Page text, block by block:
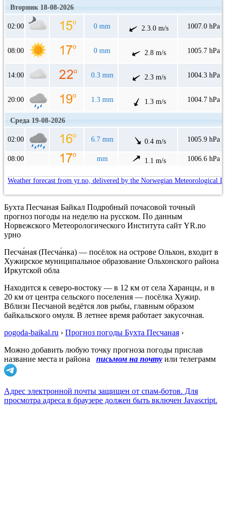
Вторник 18-08-2026
02:00 0 mm 2.3.0 m/s 1007.0 hPa
08:00 0 mm 2.8 m/s 1005.7 hPa
14:00 0.3 mm 2.3 m/s 1004.3 hPa
20:00 1.3 mm 1.3 m/s 1004.7 hPa
Среда 19-08-2026
02:00 6.7 mm 0.4 m/s 1005.9 hPa
08:00 mm 1.1 m/s 1006.6 hPa
Weather forecast from yr.no, delivered by the Norwegian Meteorological
Бухта Песчаная Байкал Подробный почасовой точный
прогноз погоды на неделю на русском. По данным
Норвежского Метеорологического Института сайт YR.no
урно
Песча́ная (Песча́нка) — посёлок на острове Ольхон, входит в
Хужирское муниципальное образование Ольхонского района
Иркутской обла
Находится к северо-востоку — в 12 км от села Харанцы, и в
20 км от центра сельского поселения — посёлка Хужир.
Вблизи Песчаной ведётся лов рыбы, главным образом
байкальского омуля. В летнее время работает закусочная.
pogoda-baikal.ru › Прогноз погоды Бухта Песчаная ›
Можно добавить любую точку прогноза погоды прислав
название места и района
письмом на почту или телеграмм
Адрес электронной почты защищен от спам-ботов. Для
просмотра адреса в браузере должен быть включен Javascript.